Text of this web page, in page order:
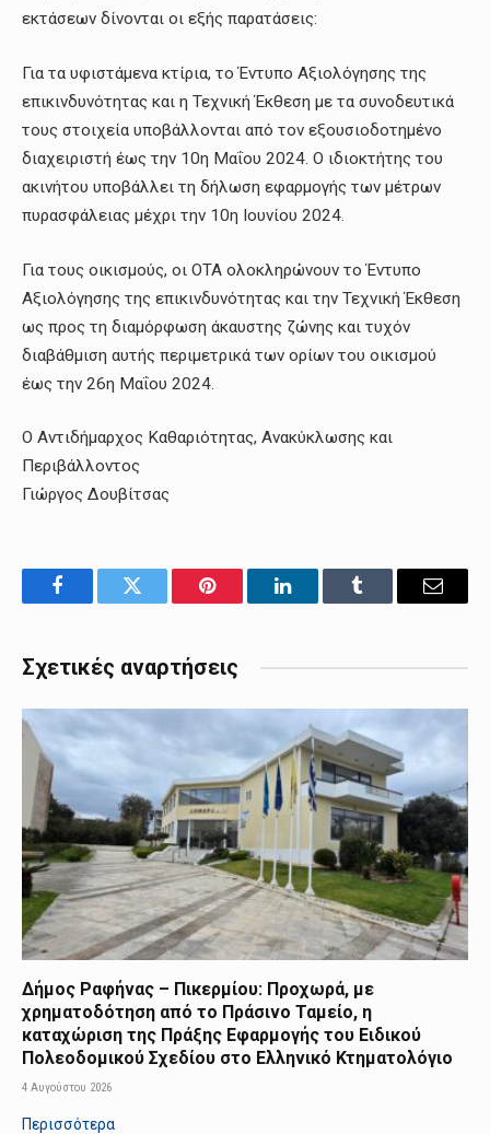
εκτάσεων δίνονται οι εξής παρατάσεις:
Για τα υφιστάμενα κτίρια, το Έντυπο Αξιολόγησης της
επικινδυνότητας και η Τεχνική Έκθεση με τα συνοδευτικά
τους στοιχεία υποβάλλονται από τον εξουσιοδοτημένο
διαχειριστή έως την 10η Μαΐου 2024. Ο ιδιοκτήτης του
ακινήτου υποβάλλει τη δήλωση εφαρμογής των μέτρων
πυρασφάλειας μέχρι την 10η Ιουνίου 2024.
Για τους οικισμούς, οι ΟΤΑ ολοκληρώνουν το Έντυπο
Αξιολόγησης της επικινδυνότητας και την Τεχνική Έκθεση
ως προς τη διαμόρφωση άκαυστης ζώνης και τυχόν
διαβάθμιση αυτής περιμετρικά των ορίων του οικισμού
έως την 26η Μαΐου 2024.
Ο Αντιδήμαρχος Καθαριότητας, Ανακύκλωσης και
Περιβάλλοντος
Γιώργος Δουβίτσας
FacebookTwitter Pinterest LinkedInTumblr Email
Σχετικές αναρτήσεις
Δήμος Ραφήνας – Πικερμίου: Προχωρά, με
χρηματοδότηση από το Πράσινο Ταμείο, η
καταχώριση της Πράξης Εφαρμογής του Ειδικού
Πολεοδομικού Σχεδίου στο Ελληνικό Κτηματολόγιο
4 Αυγούστου 2026
Περισσότερα